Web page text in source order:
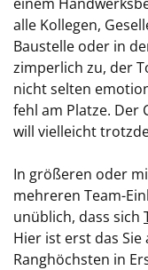
alle Kollegen,
Baustelle oder in
zimperlich zu, der
nicht selten
fehl am Platze. Der
will vielleicht
In größeren oder
mehreren Team-
unüblich, dass sich
Hier ist erst das
Ranghöchsten in